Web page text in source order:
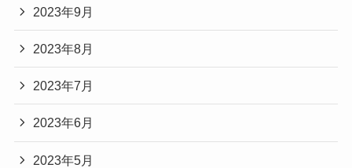
2023年9月
2023年8月
2023年7月
2023年6月
2023年5月